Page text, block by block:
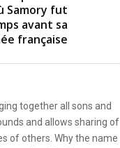
Samory fut
avant sa
française
together all sons and
and allows sharing of
of others. Why the name